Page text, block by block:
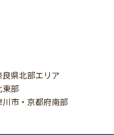
良県北部エリア
東部
川市・京都府南部